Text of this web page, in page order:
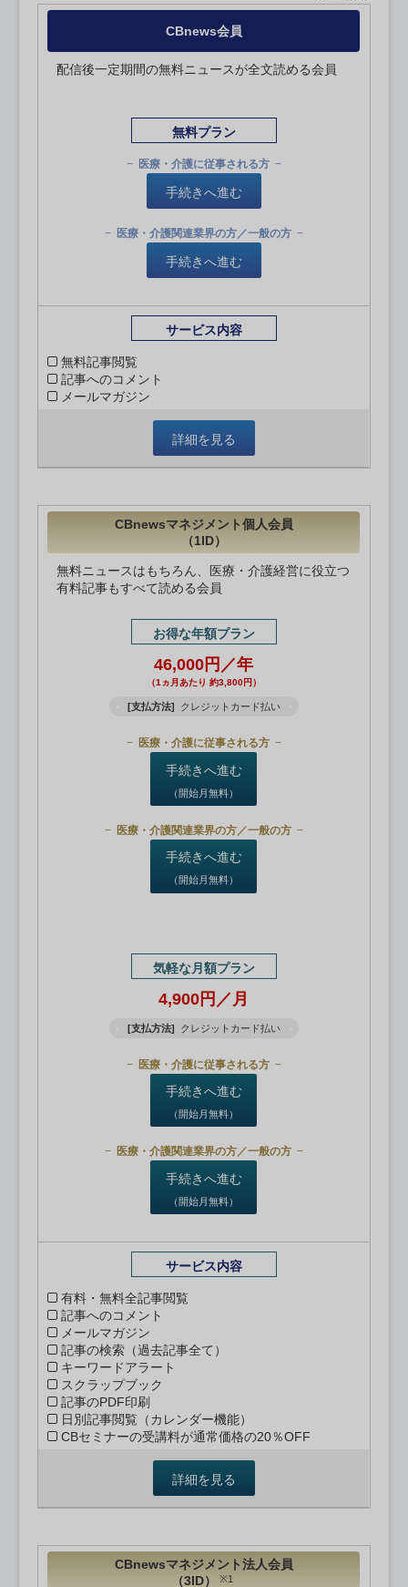
CBnews会員
配信後一定期間の無料ニュースが全文読める会員
無料プラン
医療・介護に従事される方
手続きへ進む
医療・介護関連業界の方／一般の方
手続きへ進む
サービス内容
無料記事閲覧
記事へのコメント
メールマガジン
詳細を見る
CBnewsマネジメント個人会員
（1ID）
無料ニュースはもちろん、医療・介護経営に役立つ
有料記事もすべて読める会員
お得な年額プラン
46,000円／年
（1ヵ月あたり 約3,800円）
[支払方法] クレジットカード払い
医療・介護に従事される方
手続きへ進む
（開始月無料）
医療・介護関連業界の方／一般の方
手続きへ進む
（開始月無料）
気軽な月額プラン
4,900円／月
[支払方法] クレジットカード払い
医療・介護に従事される方
手続きへ進む
（開始月無料）
医療・介護関連業界の方／一般の方
手続きへ進む
（開始月無料）
サービス内容
有料・無料全記事閲覧
記事へのコメント
メールマガジン
記事の検索（過去記事全て）
キーワードアラート
スクラップブック
記事のPDF印刷
日別記事閲覧（カレンダー機能）
CBセミナーの受講料が通常価格の20％OFF
詳細を見る
CBnewsマネジメント法人会員
（3ID）
※1